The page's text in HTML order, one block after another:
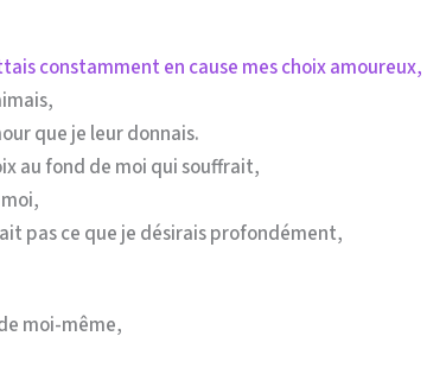
constamment en cause mes choix amoureux,
que je leur donnais.
au fond de moi qui souffrait,
pas ce que je désirais profondément,
moi-même,